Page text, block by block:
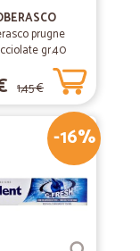
prugne
gr.40
1,45 €
-16%